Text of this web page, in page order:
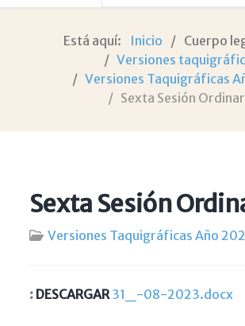
Está aquí: Inicio
Cuerpo
Versiones
Versiones Taquigráficas
Sexta Sesión
Sexta Sesión
Versiones Taquigráficas Año
: DESCARGAR 31_-08-2023.docx